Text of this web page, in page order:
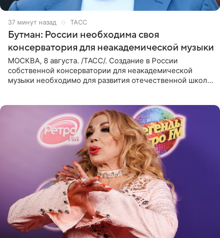
37 минут назад ТАСС
Бутман: России необходима своя
консерватория для неакадемической музыки
МОСКВА, 8 августа. /ТАСС/. Создание в России
собственной консерватории для неакадемической
музыки необходимо для развития отечественной школы